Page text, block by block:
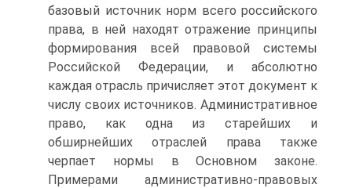
базовый источник норм всего российского
права, в ней находят отражение принципы
формирования всей правовой системы
Российской Федерации, и абсолютно
каждая отрасль причисляет этот документ к
числу своих источников. Административное
право, как одна из старейших и
обширнейших отраслей права также
черпает нормы в Основном законе.
Примерами административно-правовых